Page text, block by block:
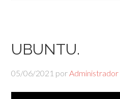
UBUNTU.
05/06/2021 porAdministrador